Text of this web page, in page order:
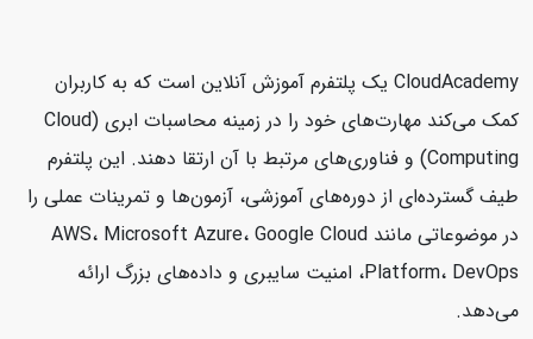
CloudAcademy یک پلتفرم آموزش آنلاین است که به کاربران
کمک می‌کند مهارت‌های خود را در زمینه محاسبات ابری (Cloud
Computing) و فناوری‌های مرتبط با آن ارتقا دهند. این پلتفرم
طیف گسترده‌ای از دوره‌های آموزشی، آزمون‌ها و تمرینات عملی را
در موضوعاتی مانند AWS، Microsoft Azure، Google Cloud
Platform، DevOps، امنیت سایبری و داده‌های بزرگ ارائه
می‌دهد.